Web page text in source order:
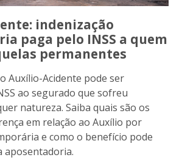
indenização
paga pelo INSS a quem
permanentes
Auxílio-Acidente pode ser
ao segurado que sofreu
natureza. Saiba quais são os
em relação ao Auxílio por
e como o benefício pode
aposentadoria.